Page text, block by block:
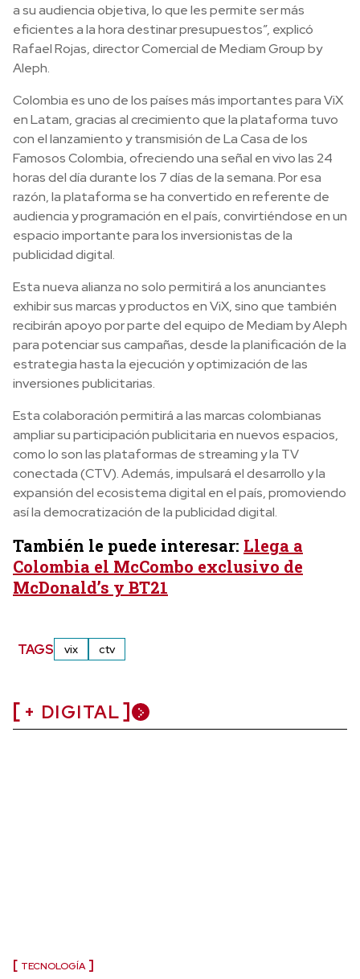
a su audiencia objetiva, lo que les permite ser más
eficientes a la hora destinar presupuestos”, explicó
Rafael Rojas, director Comercial de Mediam Group by
Aleph.
Colombia es uno de los países más importantes para ViX
en Latam, gracias al crecimiento que la plataforma tuvo
con el lanzamiento y transmisión de La Casa de los
Famosos Colombia, ofreciendo una señal en vivo las 24
horas del día durante los 7 días de la semana. Por esa
razón, la plataforma se ha convertido en referente de
audiencia y programación en el país, convirtiéndose en un
espacio importante para los inversionistas de la
publicidad digital.
Esta nueva alianza no solo permitirá a los anunciantes
exhibir sus marcas y productos en ViX, sino que también
recibirán apoyo por parte del equipo de Mediam by Aleph
para potenciar sus campañas, desde la planificación de la
estrategia hasta la ejecución y optimización de las
inversiones publicitarias.
Esta colaboración permitirá a las marcas colombianas
ampliar su participación publicitaria en nuevos espacios,
como lo son las plataformas de streaming y la TV
conectada (CTV). Además, impulsará el desarrollo y la
expansión del ecosistema digital en el país, promoviendo
así la democratización de la publicidad digital.
También le puede interesar: Llega a
Colombia el McCombo exclusivo de
McDonald’s y BT21
TAGS vix ctv
+ DIGITAL
TECNOLOGÍA